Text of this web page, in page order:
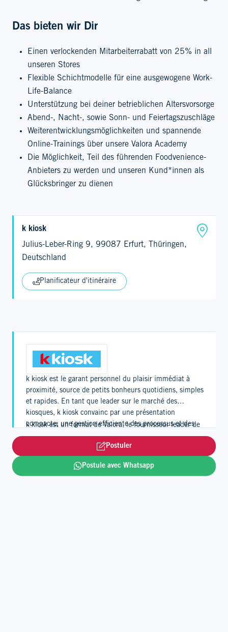
Das bieten wir Dir
Einen verlockenden Mitarbeiterrabatt von 25% in all
unseren Stores
Flexible Schichtmodelle für eine ausgewogene Work-
Life-Balance
Unterstützung bei deiner betrieblichen Altersvorsorge
Abend-, Nacht-, sowie Sonn- und Feiertagszuschläge
Weiterentwicklungsmöglichkeiten und spannende
Online-Trainings über unsere Valora Academy
Die Möglichkeit, Teil des führenden Foodvenience-
Anbieters zu werden und unseren Kund*innen als
Glücksbringer zu dienen
k kiosk
Julius-Leber-Ring 9, 99087 Erfurt, Thüringen,
Deutschland
Planificateur d'itinéraire
k kiosk est le garant personnel du plaisir immédiat à
proximité, source de petits bonheurs quotidiens, simples
et rapides. En tant que leader sur le marché des
kiosques, k kiosk convainc par une présentation
compacte, une gestion efficiente des processus et des
horaires d’ouverture étendus. Grâce à l’app k kiosk, les
clients profitent aussi d’un programme de fidélité
numérique.
k kiosk est un format de Valora, le fournisseur leader de
Foodvenience, et compte quelque 1'120 points de vente
en Suisse, en Allemagne et au Luxembourg.
Bâtis l’avenir avec nous et deviens porte-bonheur.
Postuler
Postule avec Whatsapp